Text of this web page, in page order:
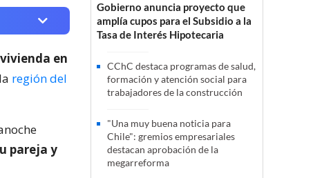
en
región del
pareja y
Gobierno anuncia proyecto que
amplía cupos para el Subsidio a la
Tasa de Interés Hipotecaria
CChC destaca programas de salud,
formación y atención social para
trabajadores de la construcción
"Una muy buena noticia para
Chile": gremios empresariales
destacan aprobación de la
megarreforma